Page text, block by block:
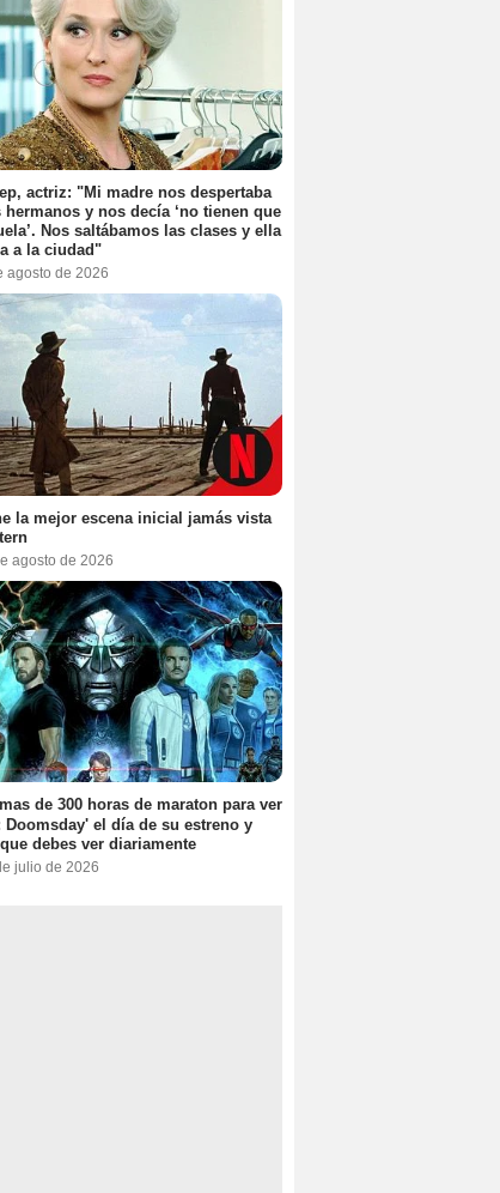
actriz: "Mi madre nos despertaba
y nos decía ‘no tienen que
Nos saltábamos las clases y ella
a la ciudad"
agosto de 2026
la mejor escena inicial jamás vista
agosto de 2026
de 300 horas de maraton para ver
Doomsday' el día de su estreno y
debes ver diariamente
julio de 2026